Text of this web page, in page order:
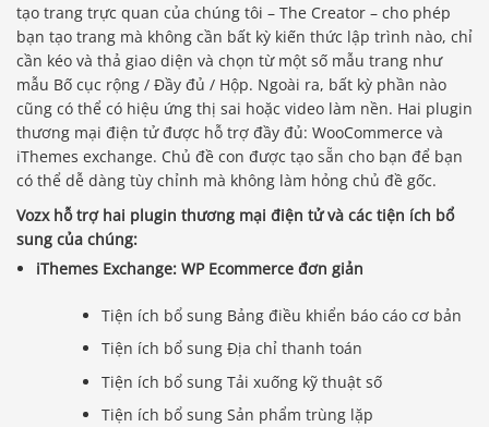
tạo trang trực quan của chúng tôi – The Creator – cho phép
bạn tạo trang mà không cần bất kỳ kiến ​​thức lập trình nào, chỉ
cần kéo và thả giao diện và chọn từ một số mẫu trang như
mẫu Bố cục rộng / Đầy đủ / Hộp. Ngoài ra, bất kỳ phần nào
cũng có thể có hiệu ứng thị sai hoặc video làm nền. Hai plugin
thương mại điện tử được hỗ trợ đầy đủ: WooCommerce và
iThemes exchange. Chủ đề con được tạo sẵn cho bạn để bạn
có thể dễ dàng tùy chỉnh mà không làm hỏng chủ đề gốc.
Vozx hỗ trợ hai plugin thương mại điện tử và các tiện ích bổ
sung của chúng:
iThemes Exchange: WP Ecommerce đơn giản
Tiện ích bổ sung Bảng điều khiển báo cáo cơ bản
Tiện ích bổ sung Địa chỉ thanh toán
Tiện ích bổ sung Tải xuống kỹ thuật số
Tiện ích bổ sung Sản phẩm trùng lặp